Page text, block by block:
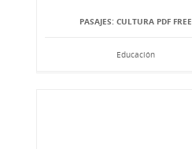
PASAJES: CULTURA PDF FREE
Educación